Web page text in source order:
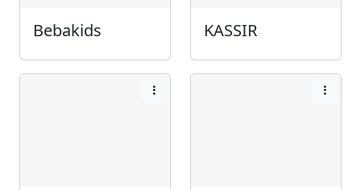
Bebakids KASSIR